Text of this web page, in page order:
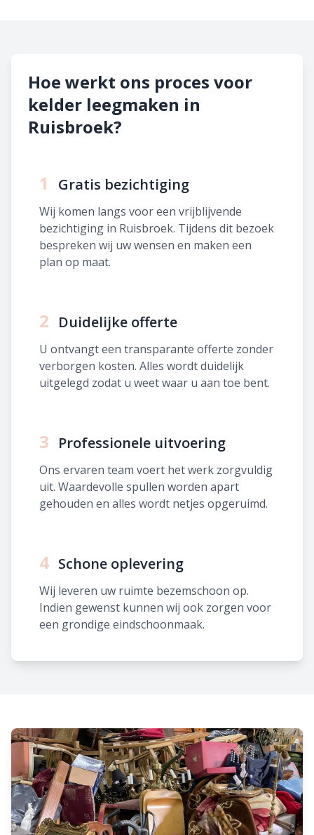
Hoe werkt ons proces voor
kelder leegmaken in
Ruisbroek?
1 Gratis bezichtiging
Wij komen langs voor een vrijblijvende
bezichtiging in Ruisbroek. Tijdens dit bezoek
bespreken wij uw wensen en maken een
plan op maat.
2 Duidelijke offerte
U ontvangt een transparante offerte zonder
verborgen kosten. Alles wordt duidelijk
uitgelegd zodat u weet waar u aan toe bent.
3 Professionele uitvoering
Ons ervaren team voert het werk zorgvuldig
uit. Waardevolle spullen worden apart
gehouden en alles wordt netjes opgeruimd.
4 Schone oplevering
Wij leveren uw ruimte bezemschoon op.
Indien gewenst kunnen wij ook zorgen voor
een grondige eindschoonmaak.